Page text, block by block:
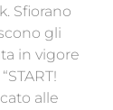
Sfiorano
gli
in vigore
alle